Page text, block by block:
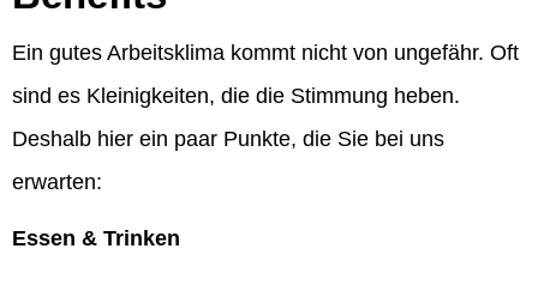
Ein gutes Arbeitsklima kommt nicht von ungefähr. Oft
sind es Kleinigkeiten, die die Stimmung heben.
Deshalb hier ein paar Punkte, die Sie bei uns
erwarten:
Essen & Trinken